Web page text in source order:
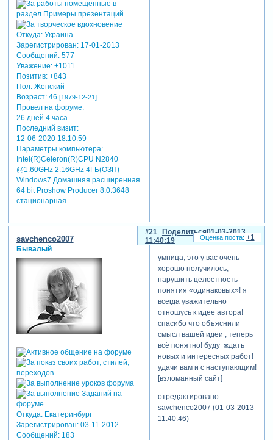
Откуда:Украина
Зарегистрирован: 17-01-2013
Сообщений:577
Уважение: +1011
Позитив: +843
Пол:Женский
Возраст:46 [1979-12-21]
Провел на форуме:
26 дней 4 часа
Последний визит:
12-06-2020 18:10:59
Параметры компьютера:
Intel(R)Celeron(R)CPU N2840
@1.60GHz 2.16GHz 4ГБ(ОЗП)
Windows7 Домашняя расширенная
64 bit Proshow Producer 8.0.3648
стационарная
Поделиться
21
01-03-2013
11:40:19
savchenco2007
Бывалый
Откуда:Екатеринбург
Зарегистрирован: 03-11-2012
Сообщений:183
умница, это у вас очень
хорошо получилось,
нарушить целостность
понятия «одинаковых»! я
всегда уважительно
отношусь к идее автора!
спасибо что объяснили
смысл вашей идеи , теперь
всё понятно! буду ждать
новых и интересных работ!
удачи вам и с наступающим!
[взломанный сайт]
отредактировано
savchenco2007 (01-03-2013
11:40:46)
+1